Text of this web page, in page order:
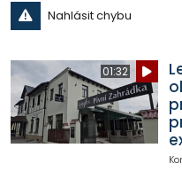
Nahlásit chybu
01:32